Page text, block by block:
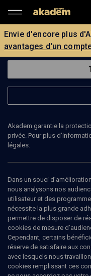
Envie d'encore plus
avantages d'un
Ajouter J’aime
Tous 1 Vidéos 1
Akadem garantie la
privée. Pour plus
légales.
Dans un souci
nous analysons nos
utilisateur et des
nécessite la plus grande
permettre de disposer de
cookies de mesure
Cependant, certains
réserve de satisfaire aux
avec lesquels nous
cookies remplissant ces